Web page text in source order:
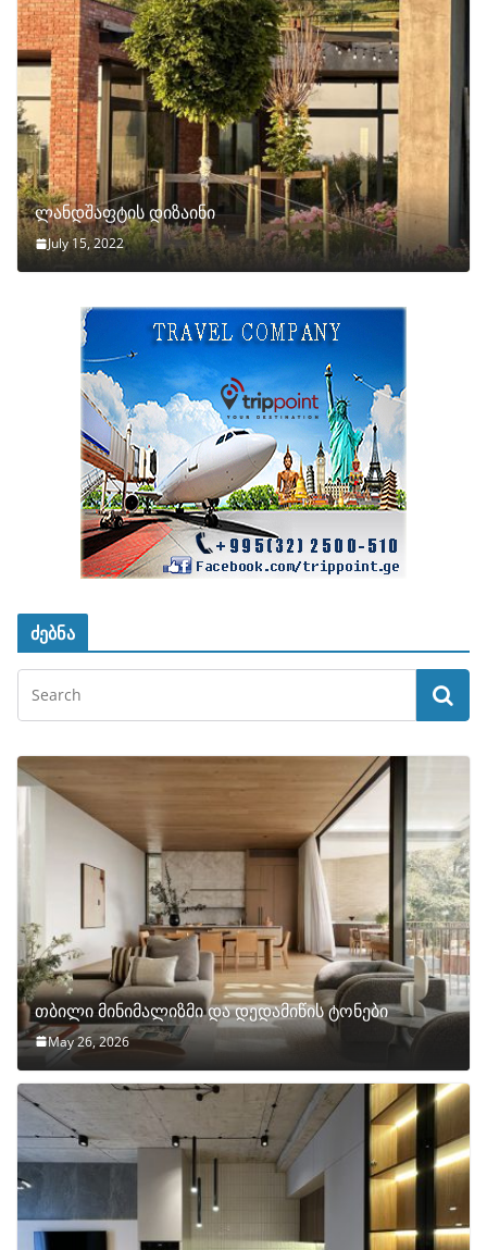
ლანდშაფტის დიზაინი
July 15, 2022
ძებნა
თბილი მინიმალიზმი და დედამიწის ტონები
May 26, 2026